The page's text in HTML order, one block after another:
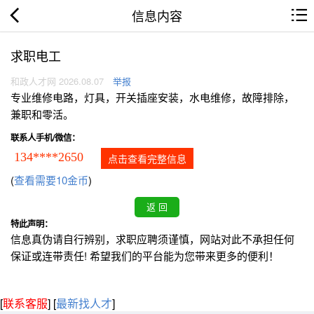
信息内容
求职电工
和政人才网 2026.08.07 举报
专业维修电路，灯具，开关插座安装，水电维修，故障排除，
兼职和零活。
联系人手机/微信：
134****2650 点击查看完整信息
(查看需要10金币)
特此声明：
信息真伪请自行辨别，求职应聘须谨慎，网站对此不承担任何
保证或连带责任! 希望我们的平台能为您带来更多的便利！
[联系客服] [最新找人才]